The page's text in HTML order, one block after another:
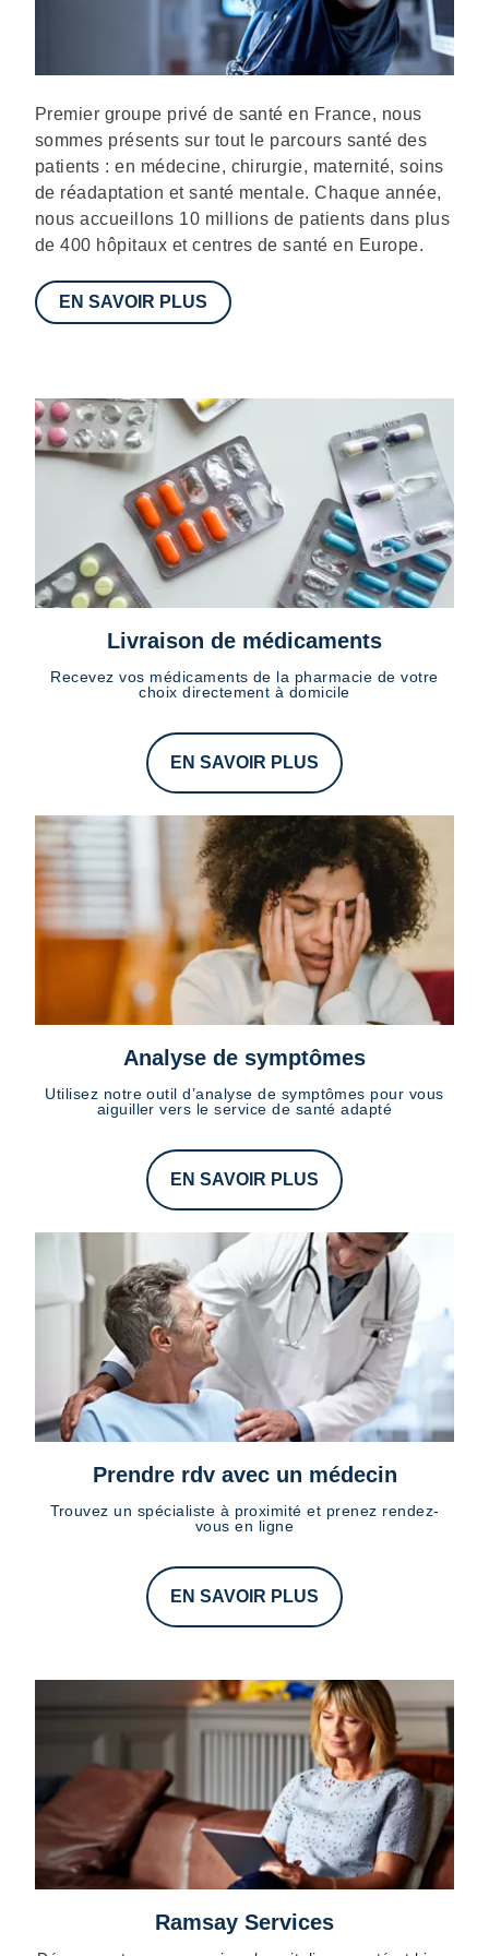
Description
Premier groupe privé de santé en France, nous
sommes présents sur tout le parcours santé des
patients : en médecine, chirurgie, maternité, soins
de réadaptation et santé mentale. Chaque année,
nous accueillons 10 millions de patients dans plus
de 400 hôpitaux et centres de santé en Europe.
EN SAVOIR PLUS
Livraison de médicaments
Recevez vos médicaments de la pharmacie de votre
choix directement à domicile
EN SAVOIR PLUS
Analyse de symptômes
Utilisez notre outil d’analyse de symptômes pour vous
aiguiller vers le service de santé adapté
EN SAVOIR PLUS
Prendre rdv avec un médecin
Trouvez un spécialiste à proximité et prenez rendez-
vous en ligne
EN SAVOIR PLUS
Ramsay Services